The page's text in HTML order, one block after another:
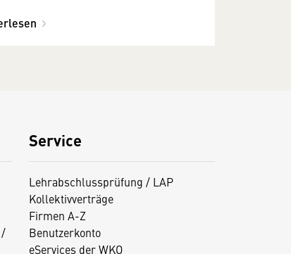
/
Service
Lehrabschlussprüfung / LAP
Kollektivverträge
Firmen A-Z
Benutzerkonto
eServices der WKO